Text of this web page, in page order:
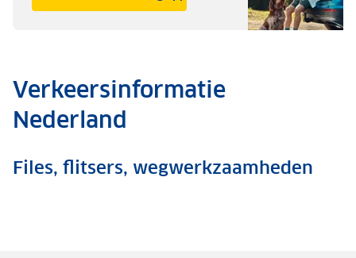
Verkeersinformatie
Nederland
Files, flitsers, wegwerkzaamheden